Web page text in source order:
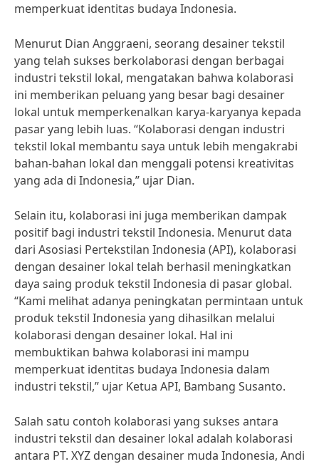
memperkuat identitas budaya Indonesia.
Menurut Dian Anggraeni, seorang desainer tekstil
yang telah sukses berkolaborasi dengan berbagai
industri tekstil lokal, mengatakan bahwa kolaborasi
ini memberikan peluang yang besar bagi desainer
lokal untuk memperkenalkan karya-karyanya kepada
pasar yang lebih luas. “Kolaborasi dengan industri
tekstil lokal membantu saya untuk lebih mengakrabi
bahan-bahan lokal dan menggali potensi kreativitas
yang ada di Indonesia,” ujar Dian.
Selain itu, kolaborasi ini juga memberikan dampak
positif bagi industri tekstil Indonesia. Menurut data
dari Asosiasi Pertekstilan Indonesia (API), kolaborasi
dengan desainer lokal telah berhasil meningkatkan
daya saing produk tekstil Indonesia di pasar global.
“Kami melihat adanya peningkatan permintaan untuk
produk tekstil Indonesia yang dihasilkan melalui
kolaborasi dengan desainer lokal. Hal ini
membuktikan bahwa kolaborasi ini mampu
memperkuat identitas budaya Indonesia dalam
industri tekstil,” ujar Ketua API, Bambang Susanto.
Salah satu contoh kolaborasi yang sukses antara
industri tekstil dan desainer lokal adalah kolaborasi
antara PT. XYZ dengan desainer muda Indonesia, Andi